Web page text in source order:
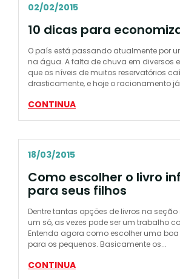
02/02/2015
10 dicas para
O país está passando atualmente por
na água. A falta de chuva em diversos
que os níveis de muitos reservatórios
drasticamente, e hoje o racionamento
CONTINUA
18/03/2015
Como escolher o livro
para seus filhos
Dentre tantas opções de livros na
um só, as vezes pode ser um trabalho
Entenda agora como escolher uma
para os pequenos. Basicamente os...
CONTINUA